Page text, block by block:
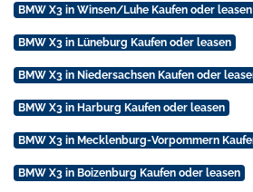
BMW X3 in Winsen/Luhe Kaufen oder leasen
BMW X3 in Lüneburg Kaufen oder leasen
BMW X3 in Niedersachsen Kaufen oder
BMW X3 in Harburg Kaufen oder leasen
BMW X3 in Mecklenburg-Vorpommern
BMW X3 in Boizenburg Kaufen oder leasen